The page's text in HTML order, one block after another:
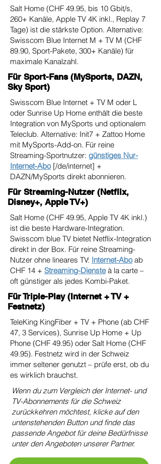
Salt Home (CHF 49.95, bis 10 Gbit/s,
260+ Kanäle, Apple TV 4K inkl., Replay 7
Tage) ist die stärkste Option. Alternative:
Swisscom Blue Internet M + TV M (CHF
89.90, Sport-Pakete, 300+ Kanäle) für
maximale Kanalzahl.
Für Sport-Fans (MySports, DAZN,
Sky Sport)
Swisscom Blue Internet + TV M oder L
oder Sunrise Up Home enthält die beste
Integration von MySports und optionalem
Teleclub. Alternative: Init7 + Zattoo Home
mit MySports-Add-on. Für reine
Streaming-Sportnutzer: günstiges Nur-
Internet-Abo[/de/internet] +
DAZN/MySports direkt abonnieren.
Für Streaming-Nutzer (Netflix,
Disney+, Apple TV+)
Salt Home (CHF 49.95, Apple TV 4K inkl.)
ist die beste Hardware-Integration.
Swisscom blue TV bietet Netflix-Integration
direkt in der Box. Für reine Streaming-
Nutzer ohne lineares TV: Internet-Aboab
CHF 14 + Streaming-Diensteà la carte –
oft günstiger als jedes Kombi-Paket.
Für Triple-Play (Internet + TV +
Festnetz)
TeleKing KingFiber + TV + Phone (ab CHF
47, 3 Services), Sunrise Up Home + Up
Phone (CHF 49.95) oder Salt Home (CHF
49.95). Festnetz wird in der Schweiz
immer seltener genutzt – prüfe erst, ob du
es wirklich brauchst.
Wenn du zum Vergleich der Internet- und
TV-Abonnements für die Schweiz
zurückkehren möchtest, klicke auf den
untenstehenden Button und finde das
passende Angebot für deine Bedürfnisse
unter den Angeboten unserer Partner.